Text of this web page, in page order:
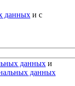
данных и с
данных и
данных